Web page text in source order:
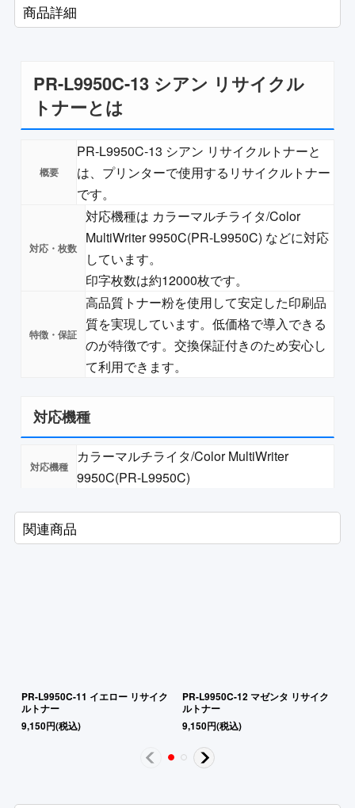
商品詳細
PR-L9950C-13 シアン リサイクル
トナーとは
PR-L9950C-13 シアン リサイクルトナーと
は、プリンターで使用するリサイクルトナー
です。
対応機種は カラーマルチライタ/Color
MultiWriter 9950C(PR-L9950C) などに対応
しています。
印字枚数は約12000枚です。
高品質トナー粉を使用して安定した印刷品
質を実現しています。低価格で導入できる
のが特徴です。交換保証付きのため安心し
て利用できます。
対応機種
カラーマルチライタ/Color MultiWriter
9950C(PR-L9950C)
関連商品
PR-L9950C-11 イエロー リサイク
ルトナー
9,150円(税込)
PR-L9950C-12 マゼンタ リサイク
ルトナー
9,150円(税込)